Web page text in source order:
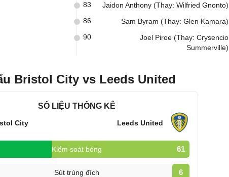
Jaidon Anthony (Thay: Wilfried Gnonto)
83
Sam Byram (Thay: Glen Kamara)
86
Joel Piroe (Thay: Crysencio
Summerville)
90
Bristol City vs Leeds United
SỐ LIỆU THỐNG KÊ
City Leeds United
Kiểm soát bóng 61
Sút trúng đích 6